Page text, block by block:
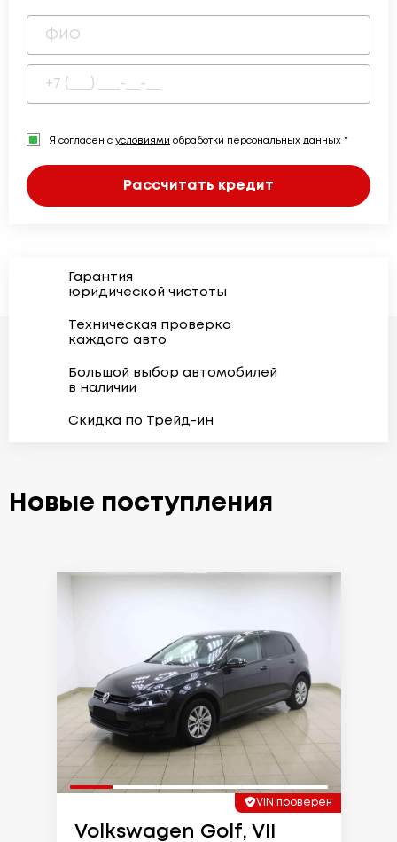
Я согласен с условиями обработки персональных данных *
Рассчитать кредит
Гарантия
юридической чистоты
Техническая проверка
каждого авто
Большой выбор автомобилей
в наличии
Скидка по Трейд-ин
Новые поступления
VIN проверен
Volkswagen Golf, VII